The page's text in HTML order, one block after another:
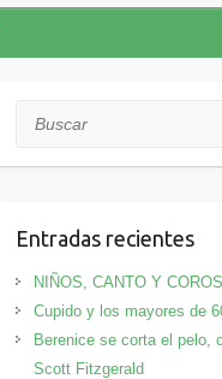
Buscar
Entradas recientes
NIÑOS, CANTO Y
Cupido y los mayores de
Berenice se corta el pelo,
Scott Fitzgerald